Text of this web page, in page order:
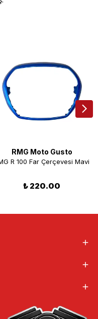
RMG Moto Gusto
R 100 Far Çerçevesi Mavi
₺ 220.00